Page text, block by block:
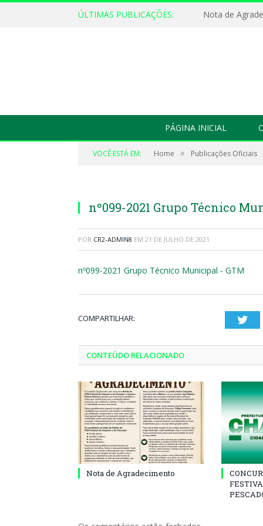
ÚLTIMAS PUBLICAÇÕES: Nota de
PÁGINA INICIAL
VOCÊ ESTÁ EM: Home » Publicações Oficiais
nº099-2021 Grupo Técnico
POR CR2-ADMIN8 EM 21 DE JULHO DE 2021
nº099-2021 Grupo Técnico Municipal - GTM
COMPARTILHAR:
CONTEÚDO RELACIONADO
Nota de Agradecimento